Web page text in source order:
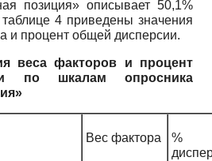
позиция» описывает 50,1%
4 приведены значения
и процент общей дисперсии.
веса факторов и процент
по шкалам опросника
Вес фактора
%